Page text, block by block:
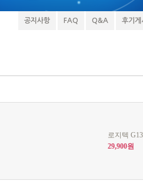
공지사항 FAQ Q&A 후기게
로지텍
29,900원